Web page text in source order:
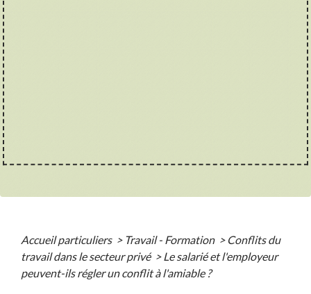
Accueil particuliers > Travail - Formation > Conflits du
travail dans le secteur privé > Le salarié et l'employeur
peuvent-ils régler un conflit à l'amiable ?